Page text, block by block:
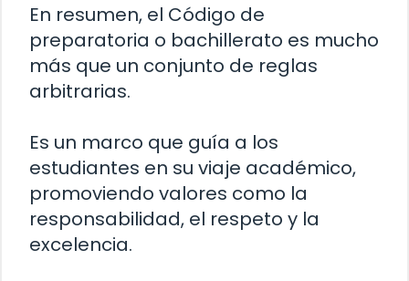
En resumen, el Código de
preparatoria o bachillerato es mucho
más que un conjunto de reglas
arbitrarias.
Es un marco que guía a los
estudiantes en su viaje académico,
promoviendo valores como la
responsabilidad, el respeto y la
excelencia.